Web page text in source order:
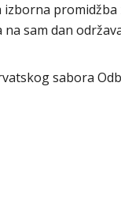
sam dan
sabora